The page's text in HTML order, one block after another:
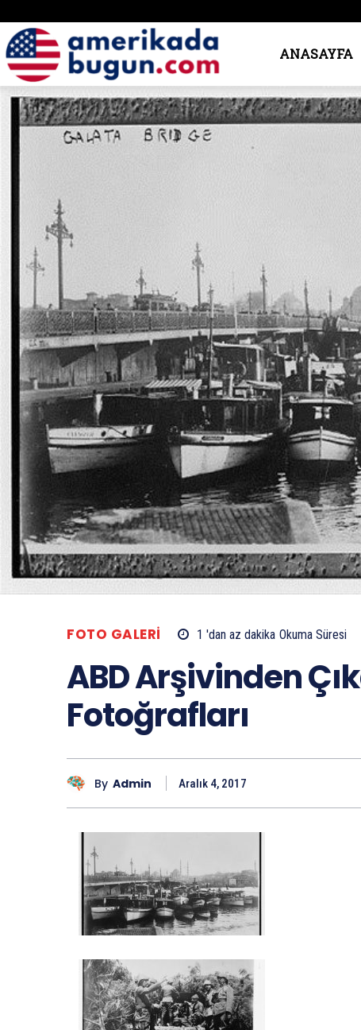
Amerika’da
Bugün
ANASAYFA
FOTO GALERI 1 'dan az dakika Okuma Süresi
ABD Arşivinden
Fotoğrafları
By Admin Aralık 4, 2017